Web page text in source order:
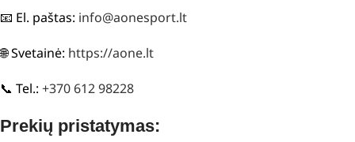
📧 El. paštas: info@aonesport.lt
🌐 Svetainė: https://aone.lt
📞 Tel.: +370 612 98228
Prekių pristatymas: